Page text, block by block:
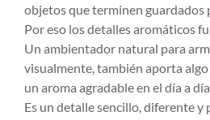
objetos que terminen guardados
Por eso los detalles aromáticos
Un ambientador natural para
visualmente, también aporta
un aroma agradable en el día a día.
Es un detalle sencillo, diferente y